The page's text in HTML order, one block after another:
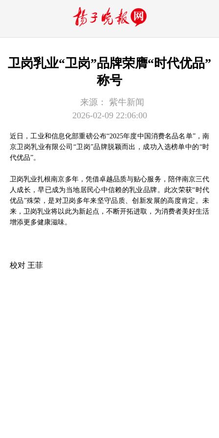
卫岗乳业“卫岗”品牌荣膺“时代优品”
称号
来源：
紫牛新闻
2026-02-09 22:06:00
近日，工业和信息化部重磅公布“2025年度中国消费名品名单”，南
京卫岗乳业有限公司“卫岗”品牌脱颖而出，成功入选榜单中的“时
代优品”。
卫岗乳业扎根南京多年，凭借卓越品质与贴心服务，陪伴南京三代
人成长，早已成为当地居民心中信赖的乳业品牌。此次荣获“时代
优品”殊荣，是对卫岗多年来坚守品质、创新发展的高度肯定。未
来，卫岗乳业将以此为新起点，不断开拓进取，为消费者美好生活
增添更多健康滋味。
校对 王菲